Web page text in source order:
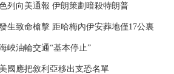
列向美通報 伊朗策劃暗殺特朗普
生致命槍擊 距哈梅內伊安葬地僅17公裏
峽油輪交通“基本停止”
國應把敘利亞移出支恐名單